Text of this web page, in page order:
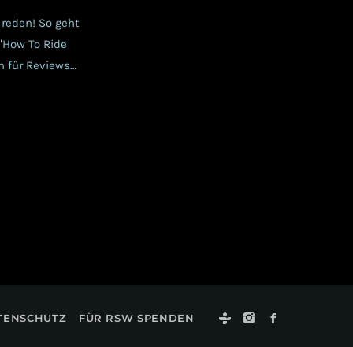
So geht
To Ride
für Reviews
Aiwa Nger im
FÜR RSW SPENDEN